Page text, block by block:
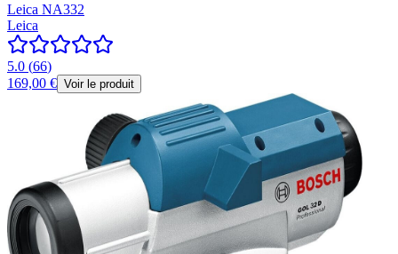
Leica NA332
Leica
5.0 (66)
169,00 € Voir le produit